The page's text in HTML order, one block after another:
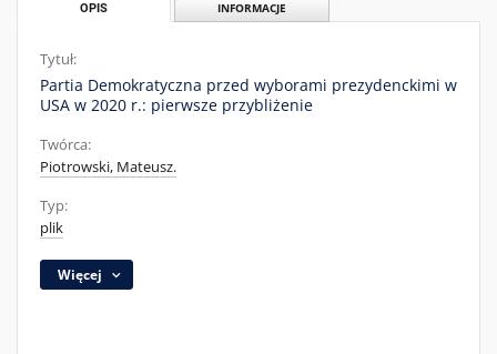
OPIS INFORMACJE
Tytuł:
Partia Demokratyczna przed wyborami prezydenckimi w
USA w 2020 r.: pierwsze przybliżenie
Twórca:
Piotrowski, Mateusz.
Typ:
plik
Więcej